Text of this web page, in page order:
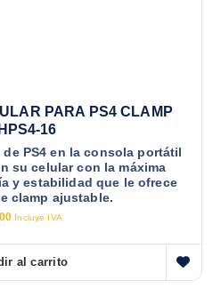
PARA PS4 CLAMP
16
de PS4 en la consola portátil
su celular con la máxima
y estabilidad que le ofrece
clamp ajustable.
Incluye IVA
al carrito